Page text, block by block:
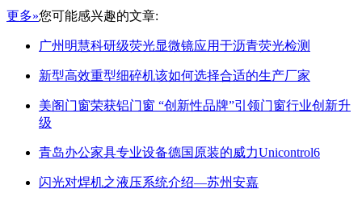
更多»您可能感兴趣的文章:
广州明慧科研级荧光显微镜应用于沥青荧光检测
新型高效重型细碎机该如何选择合适的生产厂家
美阁门窗荣获铝门窗 “创新性品牌”引领门窗行业创新升
级
青岛办公家具专业设备德国原装的威力Unicontrol6
闪光对焊机之液压系统介绍—苏州安嘉